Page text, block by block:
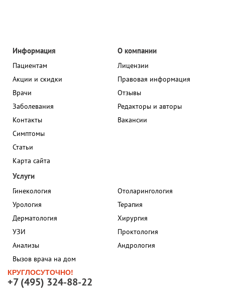
Информация
Пациентам
Акции и скидки
Врачи
Заболевания
Контакты
Симптомы
Статьи
Карта сайта
О компании
Лицензии
Правовая информация
Отзывы
Редакторы и авторы
Вакансии
Услуги
Гинекология
Урология
Дерматология
УЗИ
Анализы
Вызов врача на дом
Отоларингология
Терапия
Хирургия
Проктология
Андрология
КРУГЛОСУТОЧНО!
+7 (495) 324-88-22